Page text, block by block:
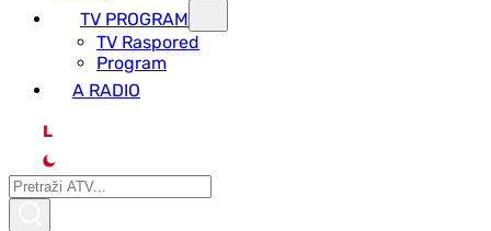
TV PROGRAM
ТV Raspored
Program
A RADIO
L